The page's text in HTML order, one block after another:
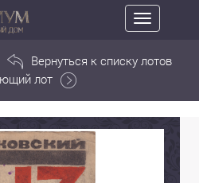
Toggle
navigation
Вернуться к списку лотов
лот